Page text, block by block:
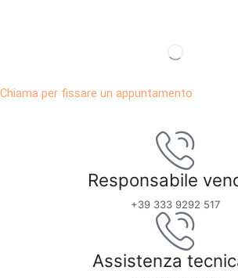
Chiama per fissare un appuntamento
Responsabile
+39 333 9292 517
Assistenza